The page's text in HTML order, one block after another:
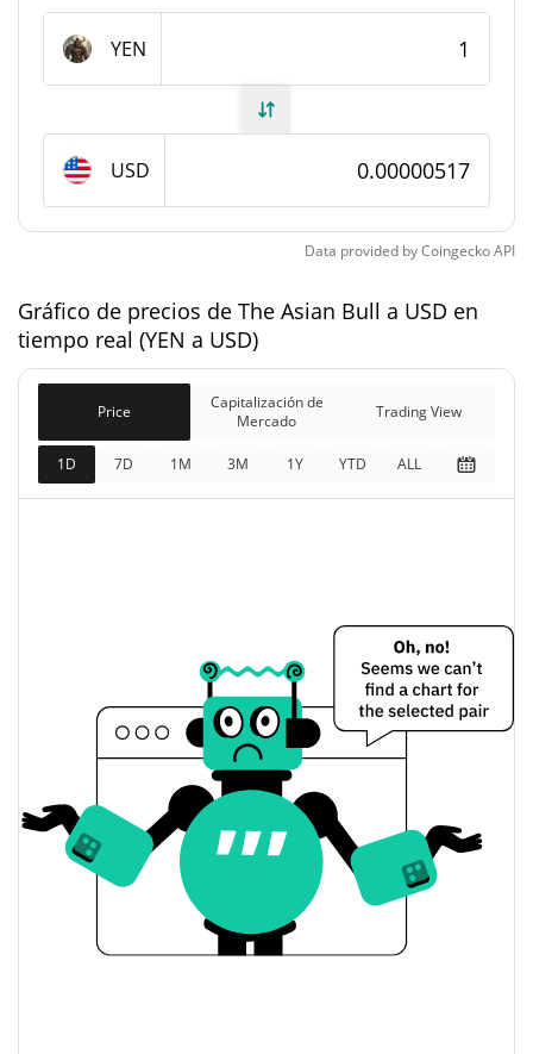
Suministro de The Asian Bull
Suministro total 999.836.373,1 YEN
Suministro máximo 1.000.000.000 YEN
Capitalización de
Mercado
0.55%
Capitalización de
mercado
completamente diluida
0.56%
$0,0000052045231
Apertura/cierre de ayer
$0,0000052045231 /
$0,0000051992664
Volumen de ayer $2,8620001
Historial de precios de The Asian Bull
Mínimo/máximo en 7 días
$0,0000050271704 /
YEN
USD
Data provided byCoingeckoAPI
Gráfico de precios de The Asian Bull a USD en
tiempo real (YEN a USD)
Price
Capitalización de
Mercado
Trading View
1D 7D 1M 3M 1Y YTD ALL